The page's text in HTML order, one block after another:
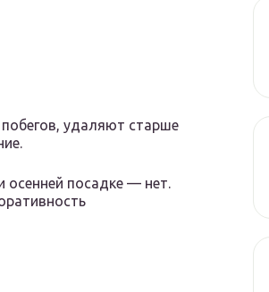
удаляют старше
осенней посадке — нет.